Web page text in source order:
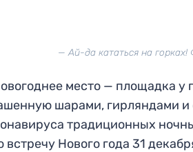
— Ай-да кататься на
место — площадка
шарами, гирляндами
традиционных
Нового года 31